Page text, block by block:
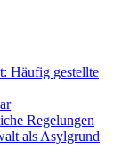
Häufig gestellte
Regelungen
als Asylgrund